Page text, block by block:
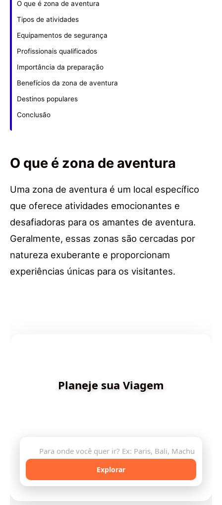
O que é zona de aventura
Tipos de atividades
Equipamentos de segurança
Profissionais qualificados
Importância da preparação
Benefícios da zona de aventura
Destinos populares
Conclusão
O que é zona de aventura
Uma zona de aventura é um local específico
que oferece atividades emocionantes e
desafiadoras para os amantes de aventura.
Geralmente, essas zonas são cercadas por
natureza exuberante e proporcionam
experiências únicas para os visitantes.
Planeje sua Viagem
Explorar